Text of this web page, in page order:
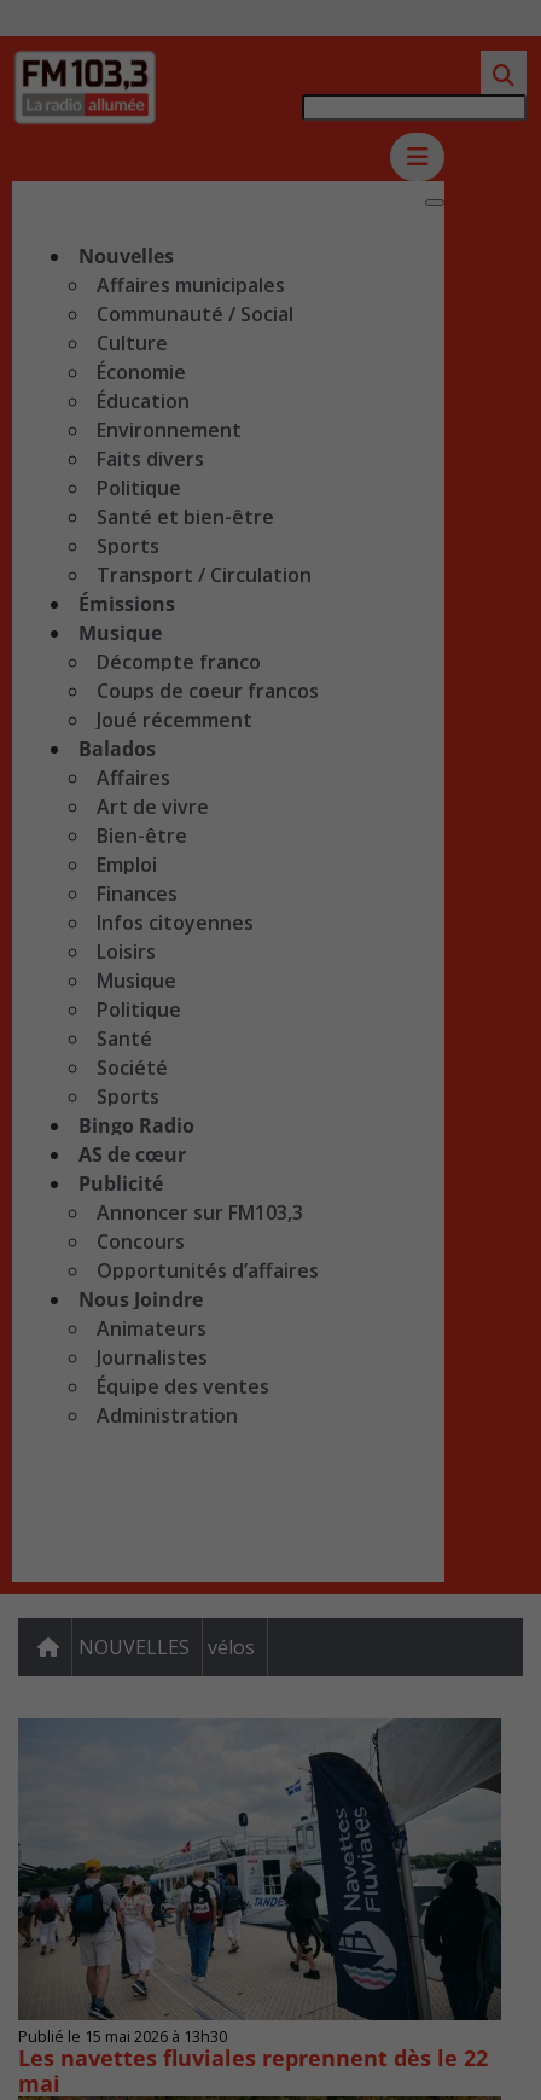
Nouvelles
Affaires municipales
Communauté / Social
Culture
Économie
Éducation
Environnement
Faits divers
Politique
Santé et bien-être
Sports
Transport / Circulation
Émissions
Musique
Décompte franco
Coups de coeur francos
Joué récemment
Balados
Affaires
Art de vivre
Bien-être
Emploi
Finances
Infos citoyennes
Loisirs
Musique
Politique
Santé
Société
Sports
Bingo Radio
AS de cœur
Publicité
Annoncer sur FM103,3
Concours
Opportunités d’affaires
Nous Joindre
Animateurs
Journalistes
Équipe des ventes
Administration
NOUVELLES vélos
Publié le 15 mai 2026 à 13h30
Les navettes fluviales reprennent dès le 22
mai